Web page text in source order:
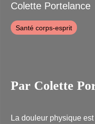
Colette Portelance
Santé corps-esprit
Par Colette
La douleur physique